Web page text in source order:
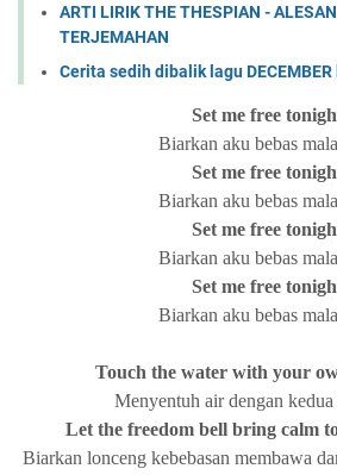
ARTI LIRIK THE THESPIAN -
TERJEMAHAN
Cerita sedih dibalik lagu DECEMBER
Set me free
Biarkan aku bebas
Set me free
Biarkan aku bebas
Set me free
Biarkan aku bebas
Set me free
Biarkan aku bebas
Touch the water with your
Menyentuh air dengan
Let the freedom bell bring calm
Biarkan lonceng kebebasan membawa